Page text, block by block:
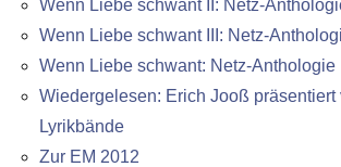
Wenn Liebe schwant II: Netz-
Wenn Liebe schwant III: Netz-
Wenn Liebe schwant: Netz-Anthologie
Wiedergelesen: Erich Jooß präsentiert
Lyrikbände
Zur EM 2012